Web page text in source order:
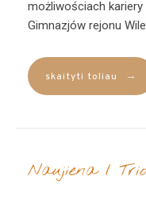
możliwościach
Gimnazjów rejonu
skaityti toliau →
Naujiena/